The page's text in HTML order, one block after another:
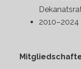
2010–2024